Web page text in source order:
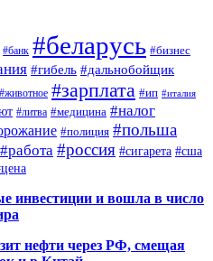
#банк #беларусь #бизнес
#гибель #дальнобойщик
#животное #зарплата #ип #италия
#литва #медицина #налог
#полиция #польша
#работа #россия #сигарета #сша
инвестиции и вошла в число
нефти через РФ, смещая